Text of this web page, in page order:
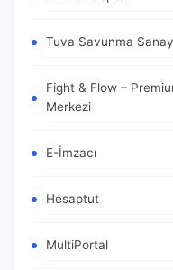
Tuva Savunma
Fight & Flow –
Merkezi
E-İmzacı
Hesaptut
MultiPortal